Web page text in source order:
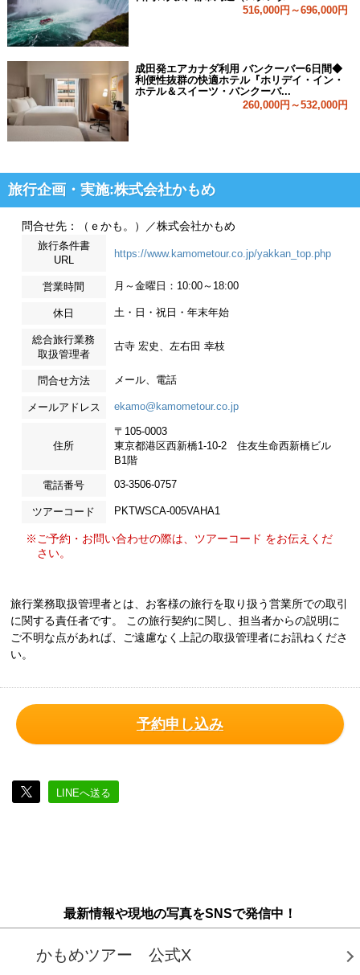
516,000円～696,000円
成田発エアカナダ利用 バンクーバー6日間◆
利便性抜群の快適ホテル『ホリデイ・イン・
ホテル＆スイーツ・バンクーバ...
260,000円～532,000円
旅行企画・実施:株式会社かもめ
問合せ先：（ｅかも。）／株式会社かもめ
旅行条件書
URL
https://www.kamometour.co.jp/yakkan_top.php
営業時間 月～金曜日：10:00～18:00
休日 土・日・祝日・年末年始
総合旅行業務
取扱管理者
古寺 宏史、左右田 幸枝
問合せ方法 メール、電話
メールアドレス ekamo@kamometour.co.jp
住所
〒105-0003
東京都港区西新橋1-10-2 住友生命西新橋ビル
B1階
電話番号 03-3506-0757
ツアーコード PKTWSCA-005VAHA1
※ご予約・お問い合わせの際は、ツアーコード をお伝えくだ
さい。
旅行業務取扱管理者とは、お客様の旅行を取り扱う営業所での取引
に関する責任者です。 この旅行契約に関し、担当者からの説明に
ご不明な点があれば、ご遠慮なく上記の取扱管理者にお訊ねくださ
い。
予約申し込み
LINEへ送る
最新情報や現地の写真をSNSで発信中！
かもめツアー 公式X